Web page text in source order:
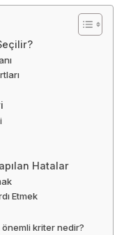
Hatalar
Etmek
önemli kriter nedir?